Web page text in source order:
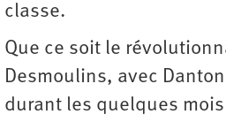
classe.
Que ce soit le
Desmoulins, avec
durant les quelques